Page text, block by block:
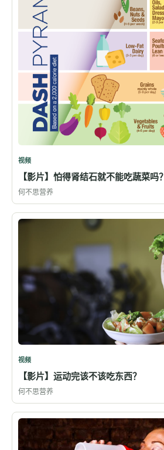
视频
【影片】怕得肾结石就不能吃蔬菜吗？
何不思营养
视频
【影片】运动完该不该吃东西？
何不思营养